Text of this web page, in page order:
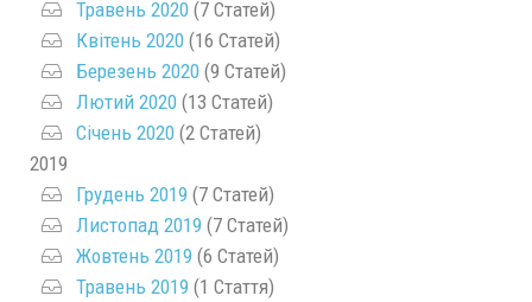
Травень 2020 (7 Статей)
Квітень 2020 (16 Статей)
Березень 2020 (9 Статей)
Лютий 2020 (13 Статей)
Січень 2020 (2 Статей)
2019
Грудень 2019 (7 Статей)
Листопад 2019 (7 Статей)
Жовтень 2019 (6 Статей)
Травень 2019 (1 Стаття)